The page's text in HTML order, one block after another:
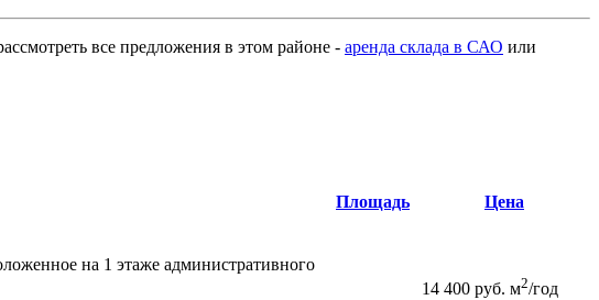
все предложения в этом районе - аренда склада в САО или
Площадь Цена
на 1 этаже административного
14 400 руб. м2/год